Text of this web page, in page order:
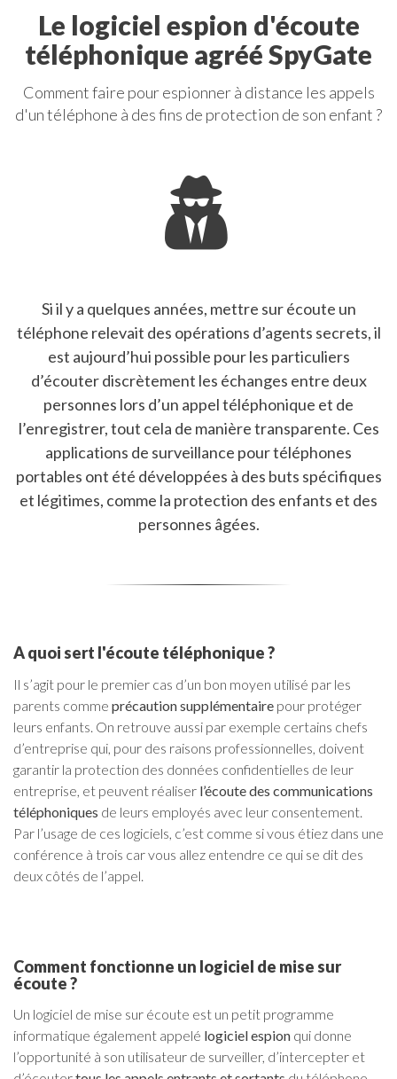
Le logiciel espion d'écoute
téléphonique agréé SpyGate
Comment faire pour espionner à distance les appels
d'un téléphone à des fins de protection de son enfant ?
Si il y a quelques années, mettre sur écoute un
téléphone relevait des opérations d’agents secrets, il
est aujourd’hui possible pour les particuliers
d’écouter discrètement les échanges entre deux
personnes lors d’un appel téléphonique et de
l’enregistrer, tout cela de manière transparente. Ces
applications de surveillance pour téléphones
portables ont été développées à des buts spécifiques
et légitimes, comme la protection des enfants et des
personnes âgées.
A quoi sert l'écoute téléphonique ?
Il s’agit pour le premier cas d’un bon moyen utilisé par les
parents comme précaution supplémentaire pour protéger
leurs enfants. On retrouve aussi par exemple certains chefs
d’entreprise qui, pour des raisons professionnelles, doivent
garantir la protection des données confidentielles de leur
entreprise, et peuvent réaliser l’écoute des communications
téléphoniques de leurs employés avec leur consentement.
Par l’usage de ces logiciels, c’est comme si vous étiez dans une
conférence à trois car vous allez entendre ce qui se dit des
deux côtés de l’appel.
Comment fonctionne un logiciel de mise sur
écoute ?
Un logiciel de mise sur écoute est un petit programme
informatique également appelé logiciel espion qui donne
l’opportunité à son utilisateur de surveiller, d’intercepter et